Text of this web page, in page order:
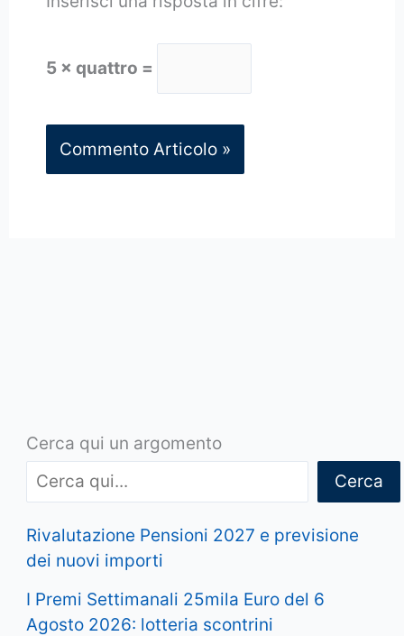
5 × quattro =
Cerca qui un argomento
Cerca
Rivalutazione Pensioni 2027 e previsione
dei nuovi importi
I Premi Settimanali 25mila Euro del 6
Agosto 2026: lotteria scontrini